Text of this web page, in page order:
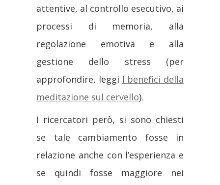
attentive, al controllo esecutivo, ai
processi di memoria, alla
regolazione emotiva e alla
gestione dello stress (per
approfondire, leggi I benefici della
meditazione sul cervello).
I ricercatori però, si sono chiesti
se tale cambiamento fosse in
relazione anche con l’esperienza e
se quindi fosse maggiore nei